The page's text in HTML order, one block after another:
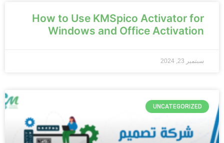
How to Use KMSpico Activator for
Windows and Office Activation
سبتمبر 23, 2024
UNCATEGORIZED